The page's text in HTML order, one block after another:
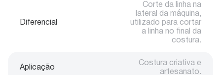
Diferencial
Corte da linha na
lateral da máquina,
utilizado para cortar
a linha no final da
costura.
Aplicação
Costura criativa e
artesanato.